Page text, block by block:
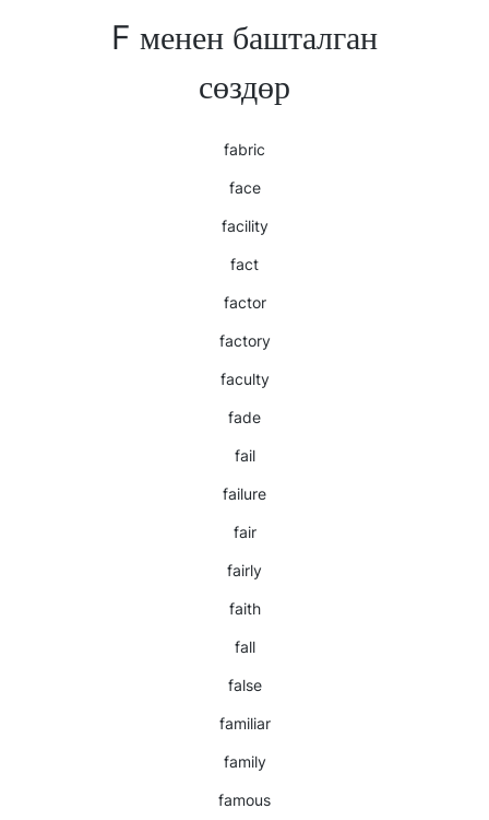
F менен башталган
сөздөр
fabric
face
facility
fact
factor
factory
faculty
fade
fail
failure
fair
fairly
faith
fall
false
familiar
family
famous